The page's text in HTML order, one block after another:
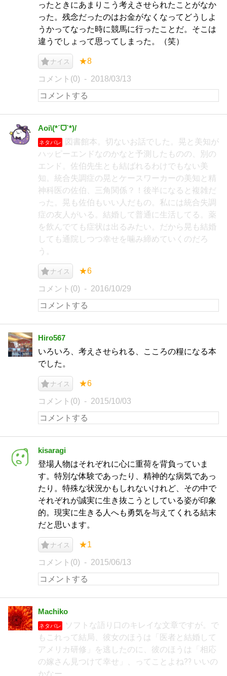
ったときにあまりこう考えさせられたことがなか
った。残念だったのはお金がなくなってどうしよ
うかってなった時に競馬に行ったことだ。そこは
違うでしょって思ってしまった。（笑）
ナイス ★8
コメント(0) 2018/03/13
Aoi\(*ˊᗜˋ*)/
ネタバレ
図書館本。切ないお話でした。晃と美知が
ハッピーエンドなのかなと予測したものの、別の
エンド。佐伯先生とも結ばれるわけでもない美
知。統合失調症の晃とケースワーカーの美知と精
神科医の佐伯、三角関係？！後半になると複雑だ
った。晃も佐伯もいい人だもの。私には統合失調
症の友人がいる。結婚して普通に生活してる。薬
を飲んでても症状は出るみたい。だから晃も結婚
しても通院しつつ幸せを噛み締めていくのだろ
う。
ナイス ★6
コメント(0) 2016/10/29
Hiro567
いろいろ、考えさせられる、こころの糧になる本
でした。
ナイス ★6
コメント(0) 2015/10/03
kisaragi
登場人物はそれぞれに心に重荷を背負っていま
す。特別な体験であったり、精神的な病気であっ
たり。特殊な状況かもしれないけれど、その中で
それぞれが誠実に生き抜こうとしている姿が印象
的。現実に生きる人へも勇気を与えてくれる結末
だと思います。
ナイス ★1
コメント(0) 2015/06/13
Machiko
ネタバレ
ソフトな語り口のキレイな文章ですが。で
もこれって結局、彼女のほうは「医者と結婚して
アメリカ研修」を逃したのに、彼のほうは「相応
の嫁さん見つけて幸せ」、ってことよね⁇ いいの
かなー